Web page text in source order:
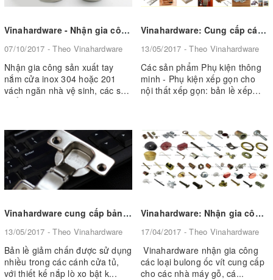
Vinahardware - Nhận gia công sản xuất tay nắm cửa inox 304 hoặc 201 vách ngăn nhà vệ sinh
07/10/2017 - Theo Vinahardware
Nhận gia công sản xuất tay
nắm cửa inox 304 hoặc 201
vách ngăn nhà vệ sinh, các sản
phẩ...
Vinahardware: Cung cấp các sản phẩm Phụ kiện thông minh - Phụ kiện xếp gọn cho nội thất xếp gọn
13/05/2017 - Theo Vinahardware
Các sản phẩm Phụ kiện thông
minh - Phụ kiện xếp gọn cho
nội thất xếp gọn: bản lề xếp
Vinahardware cung cấp bản lề giảm chấn các thương hiệu Vina và theo yêu cầu
13/05/2017 - Theo Vinahardware
Bản lề giảm chấn được sử dụng
nhiều trong các cánh cửa tủ,
với thiết kế nắp lò xo bật k...
Vinahardware: Nhận gia công các loại bulong, ốc vít, vít đầu bằng, vít ren thưa...cho ngành gỗ
17/04/2017 - Theo Vinahardware
Vinahardware nhận gia công
các loại bulong ốc vít cung cấp
cho các nhà máy gỗ, cá...